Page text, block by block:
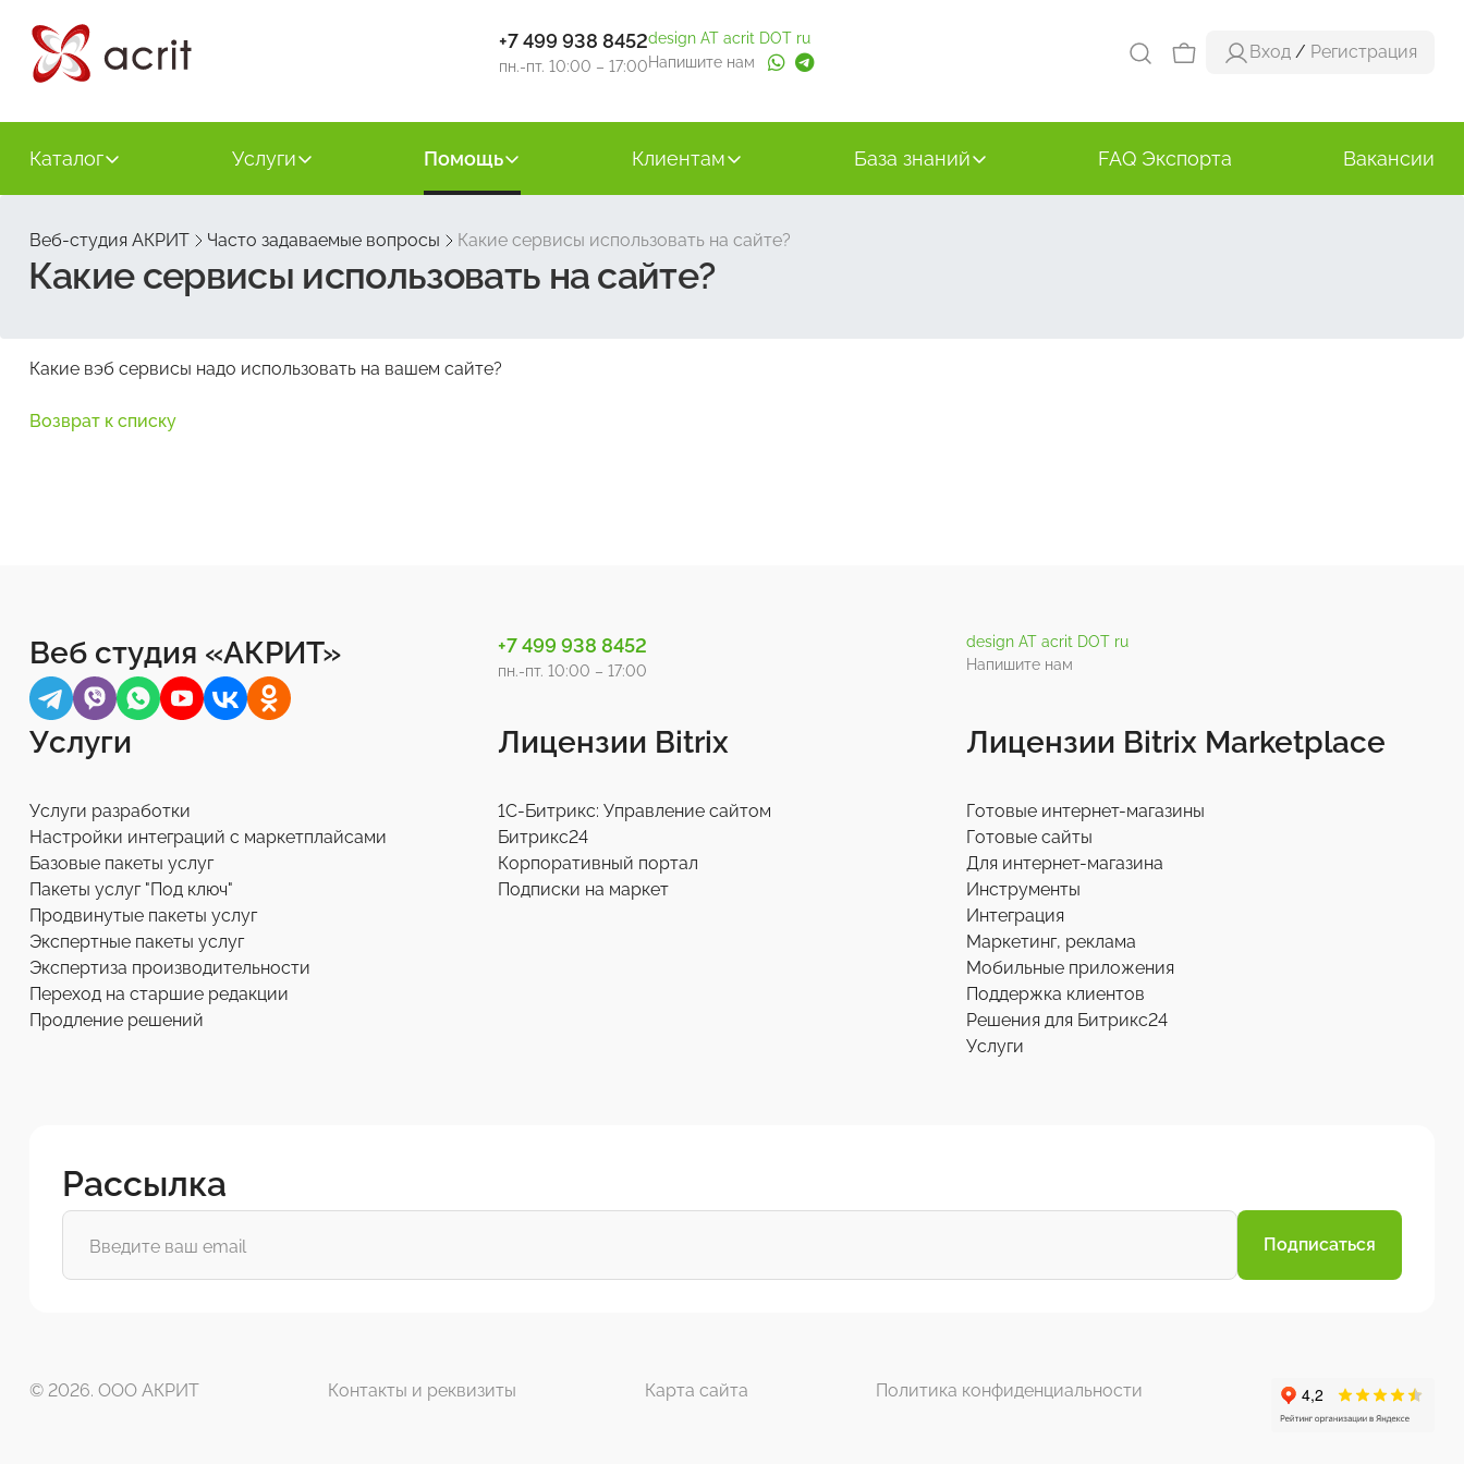
+7 499 938 8452
пн.-пт. 10:00 – 17:00
design AT acrit DOT ru
Напишите нам
Вход / Регистрация
Каталог Услуги Помощь Клиентам База знаний FAQ Экспорта Вакансии
Веб-студия АКРИТ Часто задаваемые вопросы Какие сервисы использовать на сайте?
Какие сервисы использовать на сайте?
Какие вэб сервисы надо использовать на вашем сайте?
Возврат к списку
Веб студия «АКРИТ» +7 499 938 8452
пн.-пт. 10:00 – 17:00
design AT acrit DOT ru
Напишите нам
Услуги
Услуги разработки
Настройки интеграций с маркетплайсами
Базовые пакеты услуг
Пакеты услуг "Под ключ"
Продвинутые пакеты услуг
Экспертные пакеты услуг
Экспертиза производительности
Переход на старшие редакции
Продление решений
Лицензии Bitrix
1С-Битрикс: Управление сайтом
Битрикс24
Корпоративный портал
Подписки на маркет
Лицензии Bitrix Marketplace
Готовые интернет-магазины
Готовые сайты
Для интернет-магазина
Инструменты
Интеграция
Маркетинг, реклама
Мобильные приложения
Поддержка клиентов
Решения для Битрикс24
Услуги
Рассылка
Подписаться
© 2026. ООО АКРИТ Контакты и реквизиты Карта сайта Политика конфиденциальности